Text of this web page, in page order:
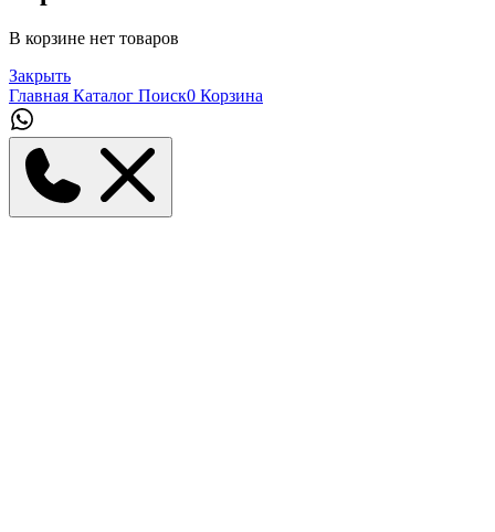
В корзине нет товаров
Закрыть
Главная Каталог Поиск0 Корзина